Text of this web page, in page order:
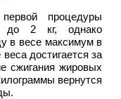
процедуры
до 2 кг, однако
в весе максимум в
достигается за
сжигания жировых
вернутся